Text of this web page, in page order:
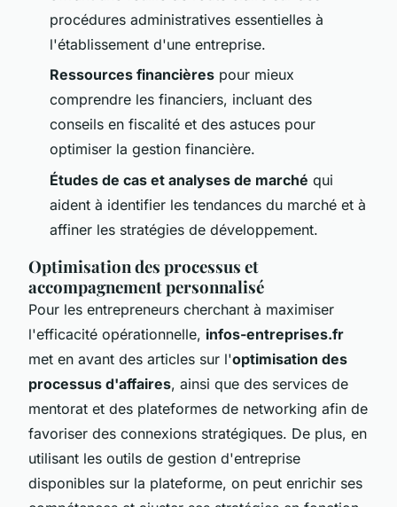
procédures administratives essentielles à
l'établissement d'une entreprise.
Ressources financières pour mieux
comprendre les financiers, incluant des
conseils en fiscalité et des astuces pour
optimiser la gestion financière.
Études de cas et analyses de marché qui
aident à identifier les tendances du marché et à
affiner les stratégies de développement.
Optimisation des processus et
accompagnement personnalisé
Pour les entrepreneurs cherchant à maximiser
l'efficacité opérationnelle, infos-entreprises.fr
met en avant des articles sur l'optimisation des
processus d'affaires, ainsi que des services de
mentorat et des plateformes de networking afin de
favoriser des connexions stratégiques. De plus, en
utilisant les outils de gestion d'entreprise
disponibles sur la plateforme, on peut enrichir ses